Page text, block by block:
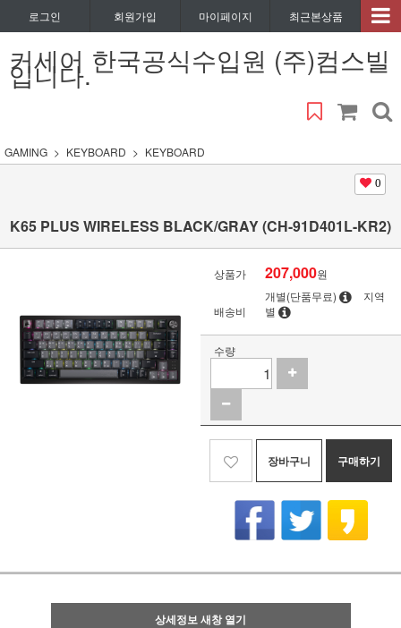
로그인 회원가입 마이페이지 최근본상품
커세어 한국공식수입원 (주)컴스빌
입니다.
GAMING KEYBOARD KEYBOARD
0
K65 PLUS WIRELESS BLACK/GRAY (CH-91D401L-KR2)
상품가 207,000원
배송비
개별(단품무료)
지역
별
수량
장바구니 구매하기
상세정보 새창 열기